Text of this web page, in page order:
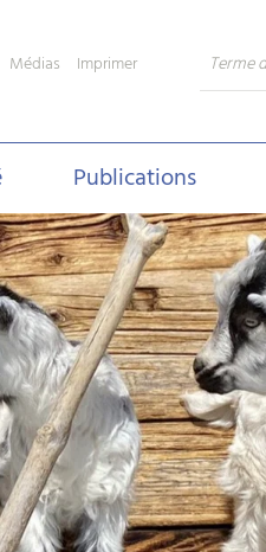
Médias Imprimer
Publications